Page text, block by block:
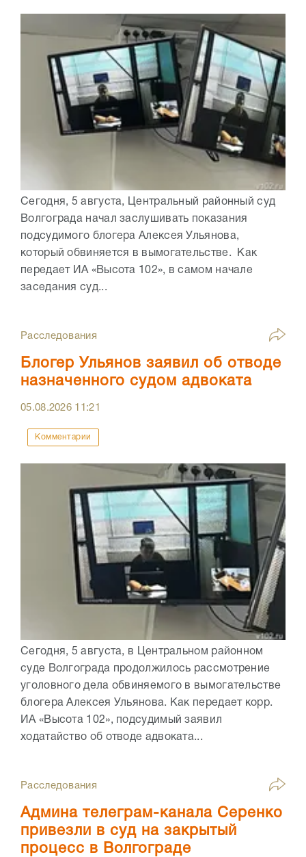
Сегодня, 5 августа, Центральный районный суд
Волгограда начал заслушивать показания
подсудимого блогера Алексея Ульянова,
который обвиняется в вымогательстве. Как
передает ИА «Высота 102», в самом начале
заседания суд...
Расследования
Блогер Ульянов заявил об отводе
назначенного судом адвоката
05.08.2026 11:21
Комментарии
Сегодня, 5 августа, в Центральном районном
суде Волгограда продолжилось рассмотрение
уголовного дела обвиняемого в вымогательстве
блогера Алексея Ульянова. Как передает корр.
ИА «Высота 102», подсудимый заявил
ходатайство об отводе адвоката...
Расследования
Админа телеграм-канала Серенко
привезли в суд на закрытый
процесс в Волгограде